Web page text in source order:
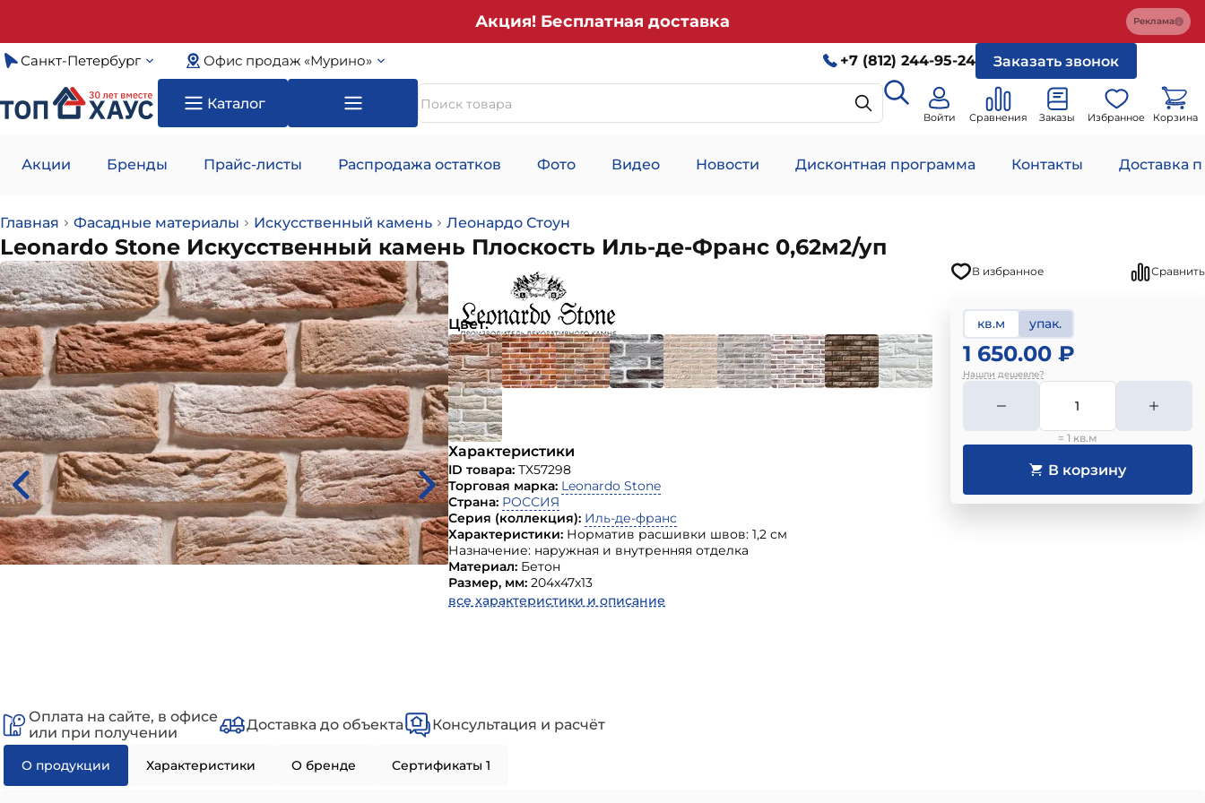
Акция! Бесплатная доставка Реклама
Санкт-Петербург Офис продаж «Мурино» +7 (812) 244-95-24 Заказать звонок
Каталог
Войти Сравнения Заказы Избранное Корзина
Акции Бренды Прайс-листы Распродажа остатков Фото Видео Новости Дисконтная программа Контакты Доставка
Главная Фасадные материалы Искусственный камень Леонардо Стоун
Leonardo Stone Искусственный камень Плоскость Иль-де-Франс 0,62м2/уп
В избранное Сравнить
Цвет:
Характеристики
ID товара: ТХ57298
Торговая марка: Leonardo Stone
Страна: РОССИЯ
Серия (коллекция): Иль-де-франс
Характеристики: Норматив расшивки швов: 1,2 см
Назначение: наружная и внутренняя отделка
Материал: Бетон
Размер, мм: 204х47х13
все характеристики и описание
кв.м упак.
1 650.00 ₽
Нашли дешевле?
= 1 кв.м
Оплата на сайте, в офисе
или при получении
Доставка до объекта Консультация и расчёт
О продукции Характеристики О бренде Сертификаты 1